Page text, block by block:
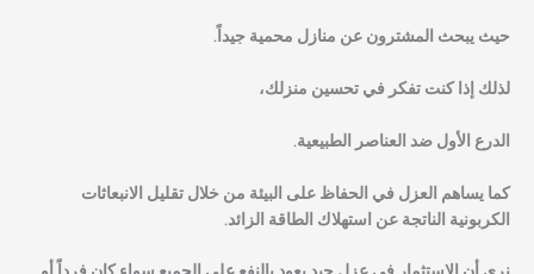
حيث يبحث المشترون عن منازل محمية جيداً.
لذلك إذا كنت تفكر في تحسين منزلك،
الدرع الأول ضد العناصر الطبيعية.
كما يساهم العزل في الحفاظ على البيئة من خلال تقليل الانبعاثات
الكربونية الناتجة عن استهلاك الطاقة الزائد.